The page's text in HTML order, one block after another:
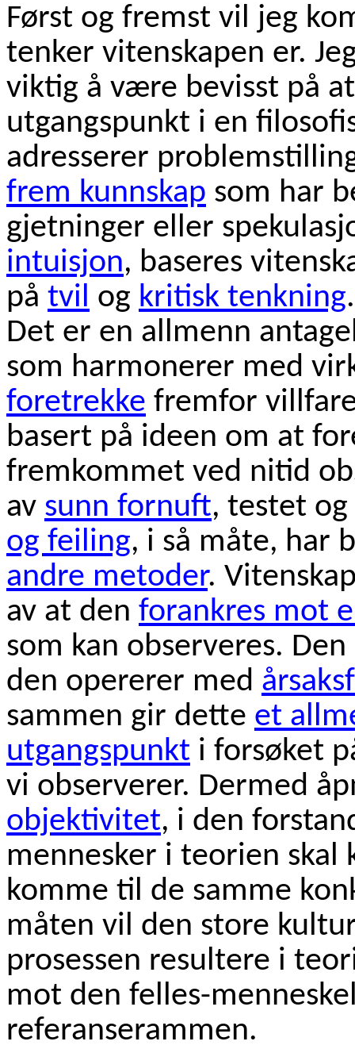
Først og fremst vil jeg
tenker vitenskapen er.
viktig å være bevisst på
utgangspunkt i en
adresserer
frem kunnskap som har
gjetninger eller
intuisjon, baseres
på tvil og kritisk tenkning.
Det er en allmenn
som harmonerer med
foretrekke fremfor
basert på ideen om at
fremkommet ved nitid
av sunn fornuft, testet
og feiling, i så måte, har
andre metoder.
av at den forankres mot
som kan observeres.
den opererer med
sammen gir dette et
utgangspunkt i forsøket
vi observerer. Dermed
objektivitet, i den
mennesker i teorien skal
komme til de samme
måten vil den store
prosessen resultere i
mot den felles-
referanserammen.